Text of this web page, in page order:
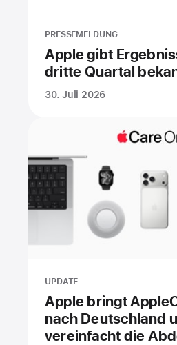
PRESSEMELDUNG
Apple gibt
dritte Quartal
30. Juli 2026
UPDATE
Apple bringt
nach Deutschland
vereinfacht die